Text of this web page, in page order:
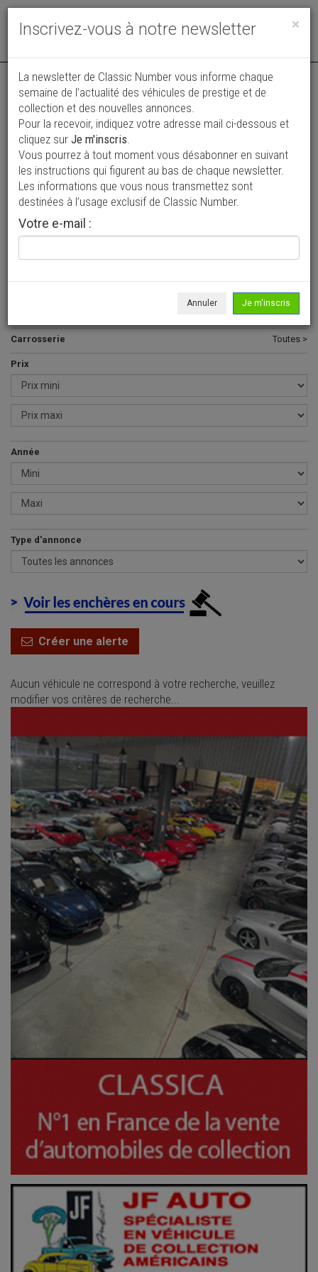
Toggle
Vos annonces vues par
plus de 4 millions de collectionneurs
Ajouter une annonce
> Rechercher un véhicule
Tous >
Carrosserie Toutes >
Prix
Année
Type d'annonce
Créer une alerte
Aucun véhicule ne correspond à votre recherche, veuillez
modifier vos critères de recherche...
×
Inscrivez-vous à notre newsletter
La newsletter de Classic Number vous informe chaque
semaine de l’actualité des véhicules de prestige et de
collection et des nouvelles annonces.
Pour la recevoir, indiquez votre adresse mail ci-dessous et
cliquez sur Je m'inscris.
Vous pourrez à tout moment vous désabonner en suivant
les instructions qui figurent au bas de chaque newsletter.
Les informations que vous nous transmettez sont
destinées à l’usage exclusif de Classic Number.
Votre e-mail :
Annuler Je m'inscris